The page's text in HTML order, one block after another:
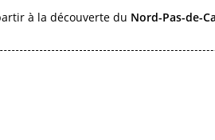
à la découverte du Nord-Pas-de-